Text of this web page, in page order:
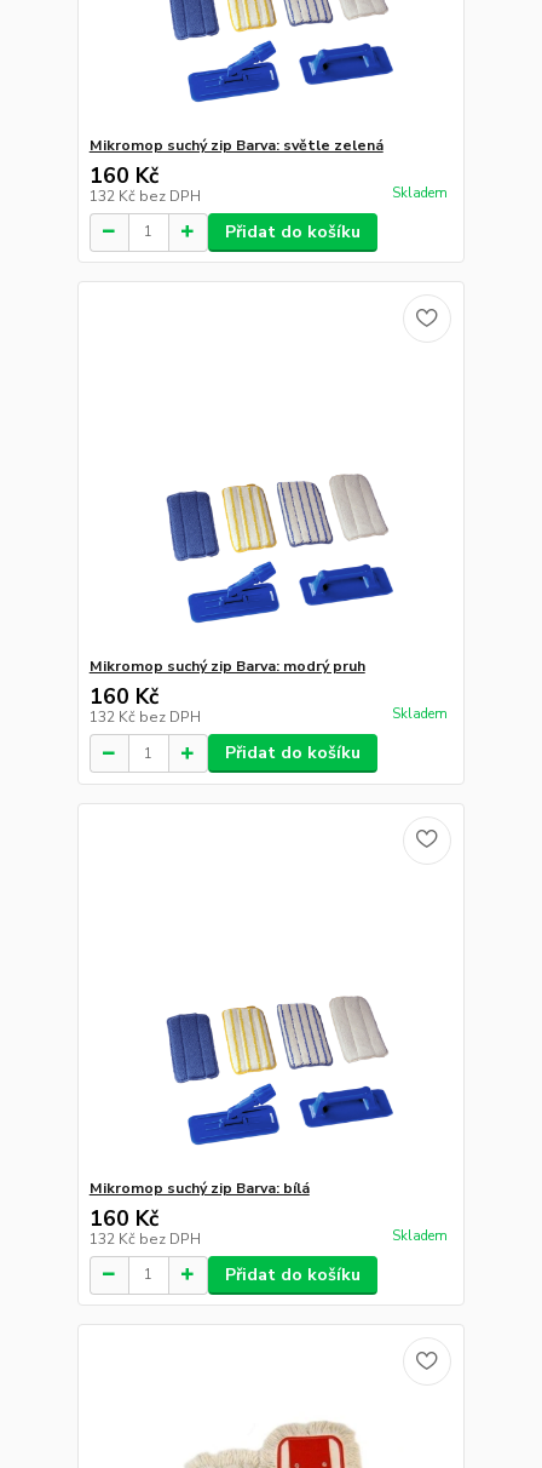
Mikromop suchý zip Barva: světle zelená
160 Kč
132 Kč bez DPH Skladem
Přidat do košíku
Mikromop suchý zip Barva: modrý pruh
160 Kč
132 Kč bez DPH Skladem
Přidat do košíku
Mikromop suchý zip Barva: bílá
160 Kč
132 Kč bez DPH Skladem
Přidat do košíku